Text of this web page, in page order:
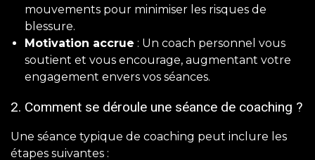
mouvements pour minimiser les risques de
blessure.
Motivation accrue : Un coach personnel vous
soutient et vous encourage, augmentant votre
engagement envers vos séances.
2. Comment se déroule une séance de coaching ?
Une séance typique de coaching peut inclure les
étapes suivantes :